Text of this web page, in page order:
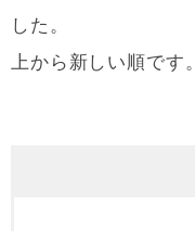
した。
上から新しい順です。